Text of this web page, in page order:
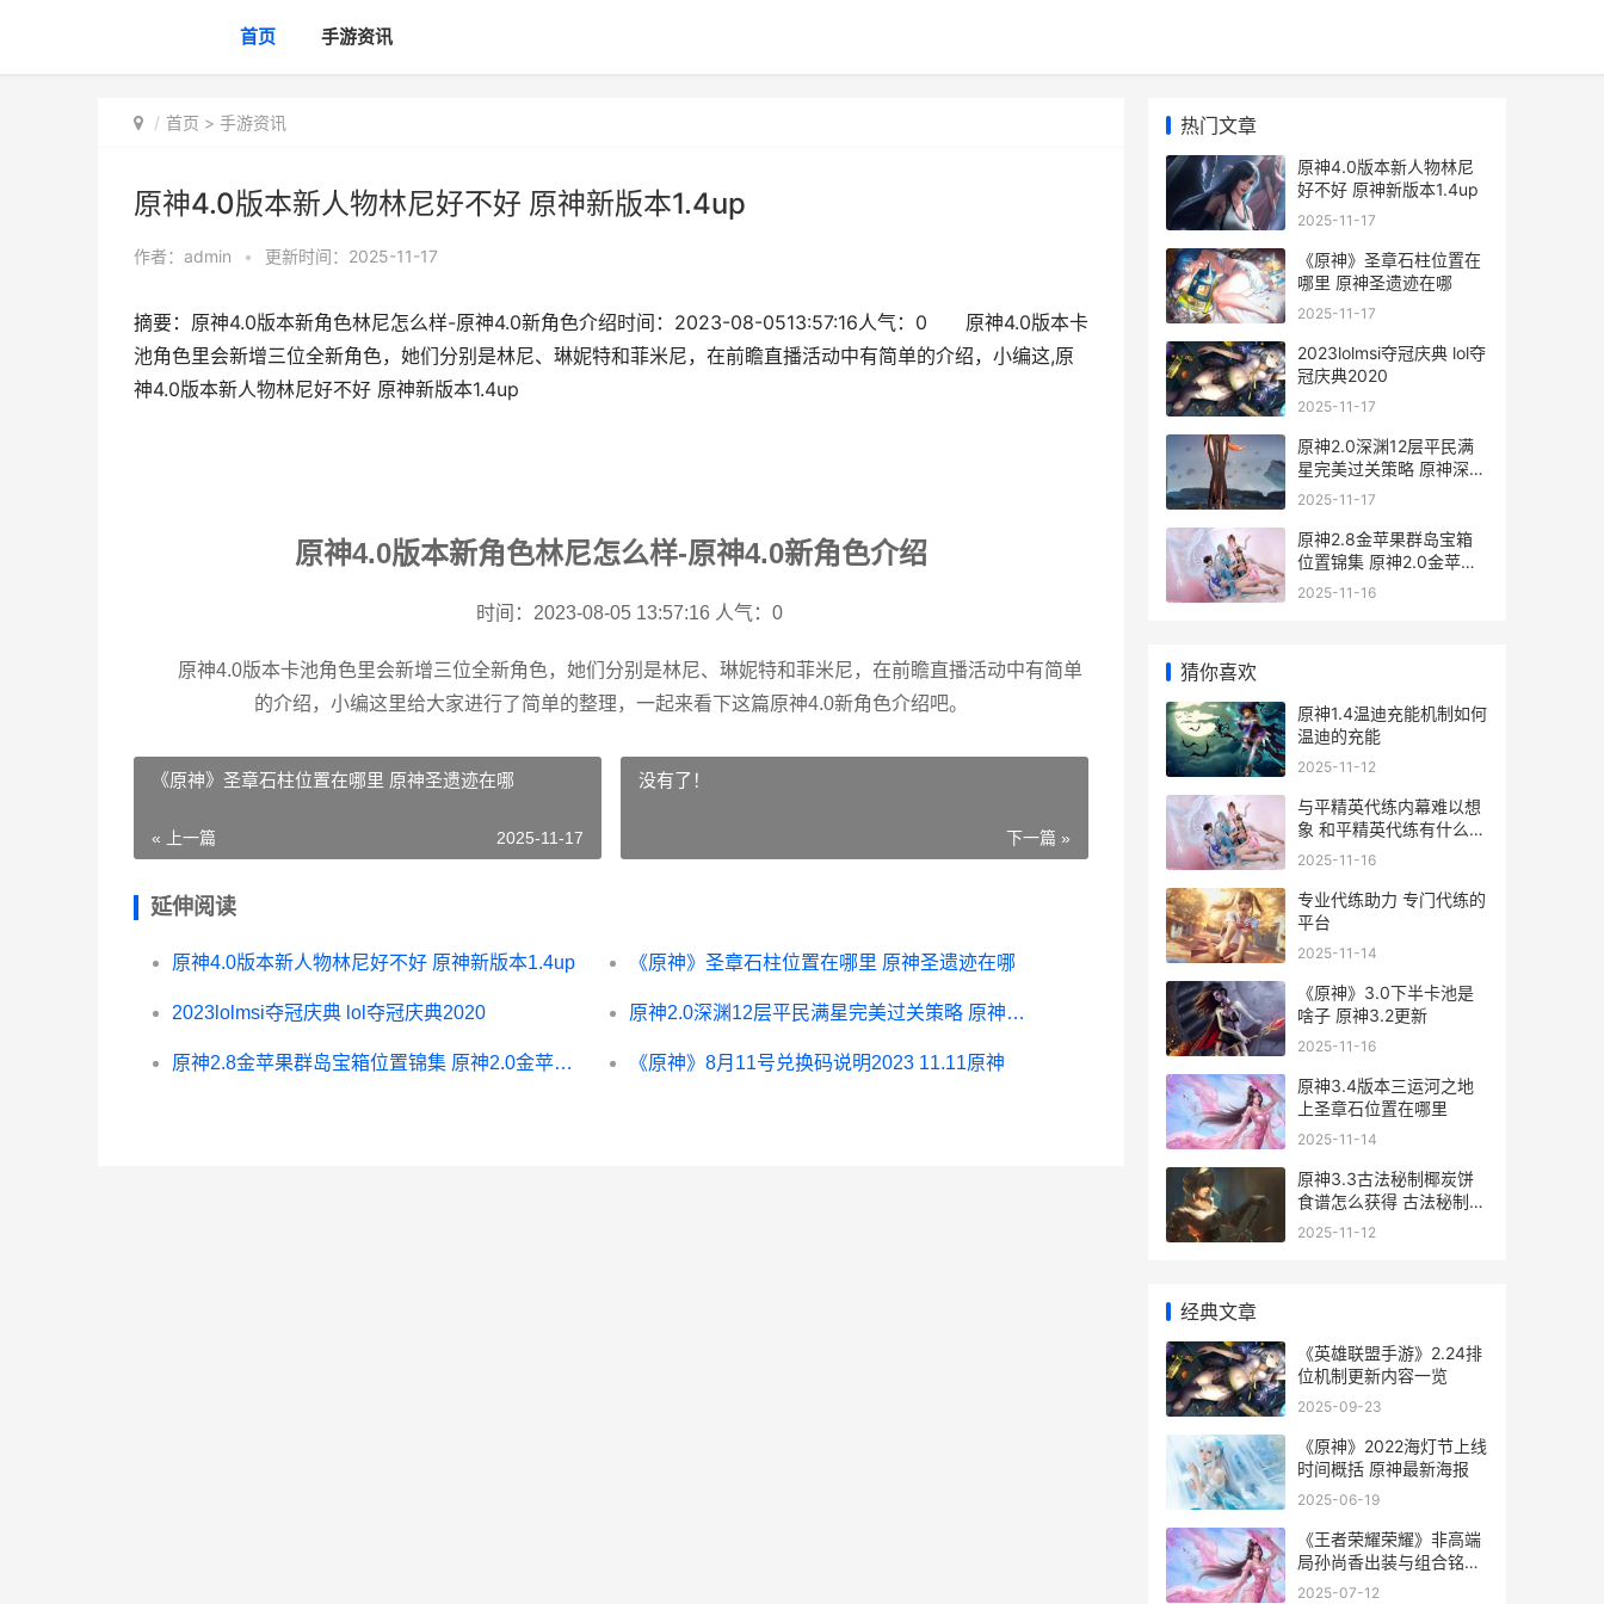
首页 手游资讯
首页 > 手游资讯
原神4.0版本新人物林尼好不好 原神新版本1.4up
作者： admin • 更新时间：2025-11-17
摘要：原神4.0版本新角色林尼怎么样-原神4.0新角色介绍时间：2023-08-0513:57:16人气：0 原神4.0版本卡
池角色里会新增三位全新角色，她们分别是林尼、琳妮特和菲米尼，在前瞻直播活动中有简单的介绍，小编这,原
神4.0版本新人物林尼好不好 原神新版本1.4up
原神4.0版本新角色林尼怎么样-原神4.0新角色介绍
时间： 2023-08-05 13:57:16 人气：0
原神4.0版本卡池角色里会新增三位全新角色，她们分别是林尼、琳妮特和菲米尼，在前瞻直播活动中有简单
的介绍，小编这里给大家进行了简单的整理，一起来看下这篇原神4.0新角色介绍吧。
《原神》圣章石柱位置在哪里 原神圣遗迹在哪
« 上一篇 2025-11-17
没有了！
下一篇 »
延伸阅读
原神4.0版本新人物林尼好不好 原神新版本1.4up 《原神》圣章石柱位置在哪里 原神圣遗迹在哪
2023lolmsi夺冠庆典 lol夺冠庆典2020 原神2.0深渊12层平民满星完美过关策略 原神深渊12层机制
原神2.8金苹果群岛宝箱位置锦集 原神2.0金苹果群岛还在吗 《原神》8月11号兑换码说明2023 11.11原神
热门文章
原神4.0版本新人物林尼
好不好 原神新版本1.4up
2025-11-17
《原神》圣章石柱位置在
哪里 原神圣遗迹在哪
2025-11-17
2023lolmsi夺冠庆典 lol夺
冠庆典2020
2025-11-17
原神2.0深渊12层平民满
星完美过关策略 原神深渊
12层机制
2025-11-17
原神2.8金苹果群岛宝箱
位置锦集 原神2.0金苹果
群岛还在吗
2025-11-16
猜你喜欢
原神1.4温迪充能机制如何
温迪的充能
2025-11-12
与平精英代练内幕难以想
象 和平精英代练有什么平
台
2025-11-16
专业代练助力 专门代练的
平台
2025-11-14
《原神》3.0下半卡池是
啥子 原神3.2更新
2025-11-16
原神3.4版本三运河之地
上圣章石位置在哪里
2025-11-14
原神3.3古法秘制椰炭饼
食谱怎么获得 古法秘制是
什么意思
2025-11-12
经典文章
《英雄联盟手游》2.24排
位机制更新内容一览
2025-09-23
《原神》2022海灯节上线
时间概括 原神最新海报
2025-06-19
《王者荣耀荣耀》非高端
局孙尚香出装与组合铭文
图片文字教程 王者荣耀荣
2025-07-12